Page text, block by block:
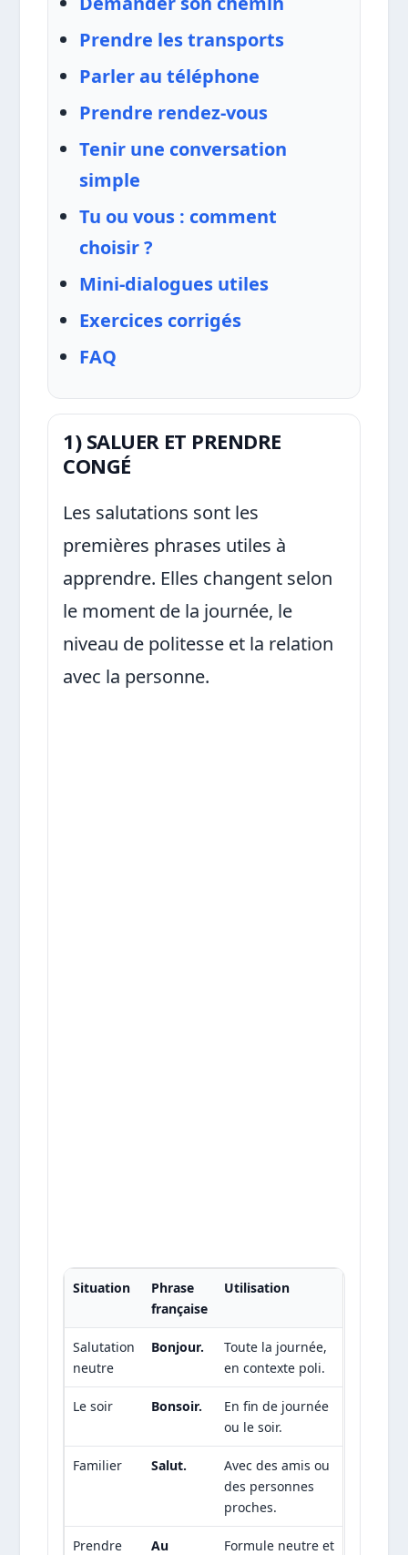
Prendre les transports
Parler au téléphone
Prendre rendez-vous
Tenir une conversation
simple
Tu ou vous : comment
choisir ?
Mini-dialogues utiles
Exercices corrigés
FAQ
1) SALUER ET PRENDRE
CONGÉ
Les salutations sont les
premières phrases utiles à
apprendre. Elles changent selon
le moment de la journée, le
niveau de politesse et la relation
avec la personne.
Situation
Phrase
française
Utilisation
Salutation
neutre
Bonjour.
Toute la journée,
en contexte poli.
Le soir Bonsoir.
En fin de journée
ou le soir.
Familier Salut.
Avec des amis ou
des personnes
proches.
Prendre
Au
Formule neutre et